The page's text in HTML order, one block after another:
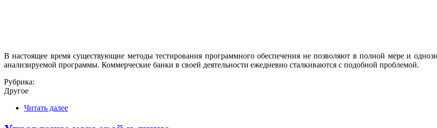
В настоящее время существующие методы тестирования программного обеспечения не позволяют в полной мере и
анализируемой программы. Коммерческие банки в своей деятельности ежедневно сталкиваются с подобной проблемой.
Рубрика:
Другое
Читать далее